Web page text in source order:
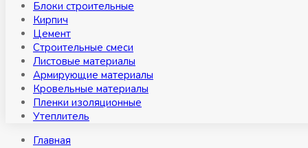
Блоки строительные
Кирпич
Цемент
Строительные смеси
Листовые материалы
Армирующие материалы
Кровельные материалы
Пленки изоляционные
Утеплитель
Главная